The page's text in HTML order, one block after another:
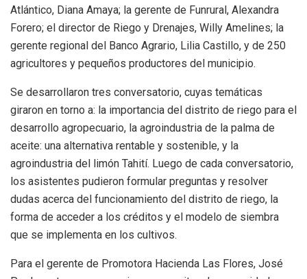
Atlántico, Diana Amaya; la gerente de Funrural, Alexandra
Forero; el director de Riego y Drenajes, Willy Amelines; la
gerente regional del Banco Agrario, Lilia Castillo, y de 250
agricultores y pequeños productores del municipio.
Se desarrollaron tres conversatorio, cuyas temáticas
giraron en torno a: la importancia del distrito de riego para el
desarrollo agropecuario, la agroindustria de la palma de
aceite: una alternativa rentable y sostenible, y la
agroindustria del limón Tahití. Luego de cada conversatorio,
los asistentes pudieron formular preguntas y resolver
dudas acerca del funcionamiento del distrito de riego, la
forma de acceder a los créditos y el modelo de siembra
que se implementa en los cultivos.
Para el gerente de Promotora Hacienda Las Flores, José